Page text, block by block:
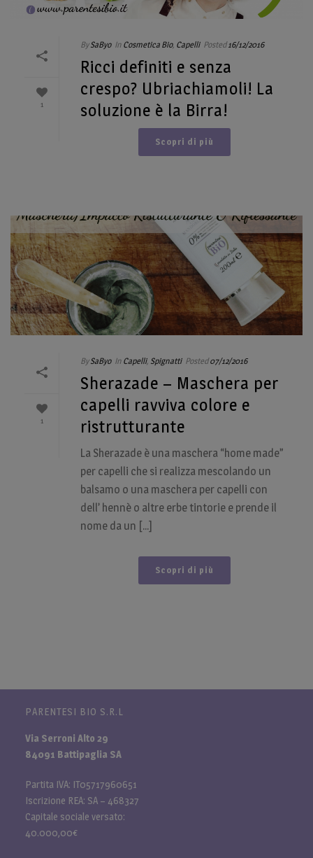
1
By SaByo In Cosmetica Bio, Capelli Posted 16/12/2016
Ricci definiti e senza
crespo? Ubriachiamoli! La
soluzione è la Birra!
Scopri di più
1
By SaByo In Capelli, Spignatti Posted 07/12/2016
Sherazade – Maschera per
capelli ravviva colore e
ristrutturante
La Sherazade è una maschera “home made”
per capelli che si realizza mescolando un
balsamo o una maschera per capelli con
dell’ hennè o altre erbe tintorie e prende il
nome da un [...]
Scopri di più
PARENTESI BIO S.R.L
Via Serroni Alto 29
84091 Battipaglia SA
Partita IVA: IT05717960651
Iscrizione REA: SA – 468327
Capitale sociale versato:
40.000,00€